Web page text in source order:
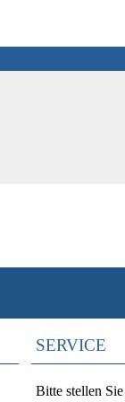
SERVICE
Bitte stellen